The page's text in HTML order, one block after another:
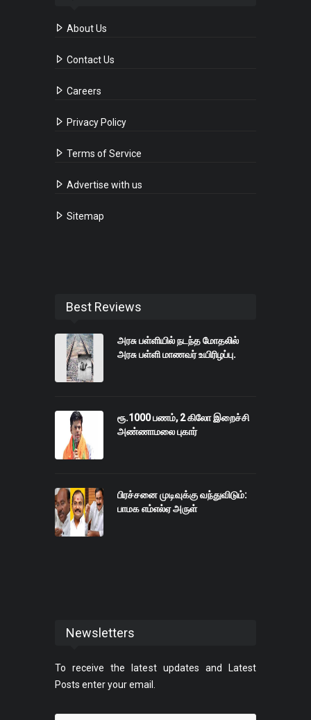
About Us
Contact Us
Careers
Privacy Policy
Terms of Service
Advertise with us
Sitemap
Best Reviews
அரசு பள்ளியில் நடந்த மோதலில்
அரசு பள்ளி மாணவர் உயிரிழப்பு.
ரூ.1000 பணம், 2 கிலோ இறைச்சி
அண்ணாமலை புகார்
பிரச்சனை முடிவுக்கு வந்துவிடும்:
பாமக எம்எல்ஏ அருள்
Newsletters
To receive the latest updates and Latest
Posts enter your email.